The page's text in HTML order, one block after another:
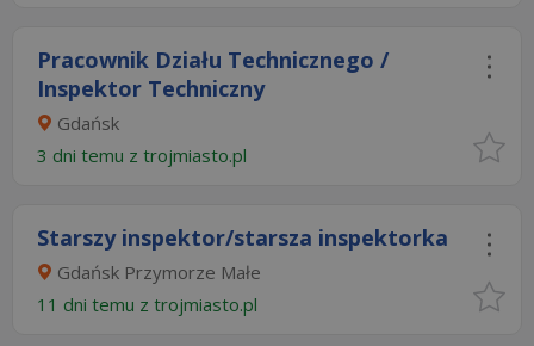
Pracownik Działu Technicznego /
Inspektor Techniczny
Gdańsk
3 dni temu z trojmiasto.pl
Starszy inspektor/starsza inspektorka
Gdańsk Przymorze Małe
11 dni temu z trojmiasto.pl